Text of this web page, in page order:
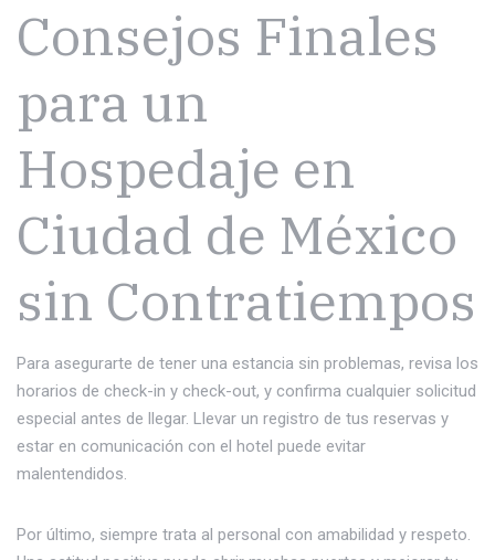
Consejos Finales
para un
Hospedaje en
Ciudad de México
sin Contratiempos
Para asegurarte de tener una estancia sin problemas, revisa los
horarios de check-in y check-out, y confirma cualquier solicitud
especial antes de llegar. Llevar un registro de tus reservas y
estar en comunicación con el hotel puede evitar
malentendidos.
Por último, siempre trata al personal con amabilidad y respeto.